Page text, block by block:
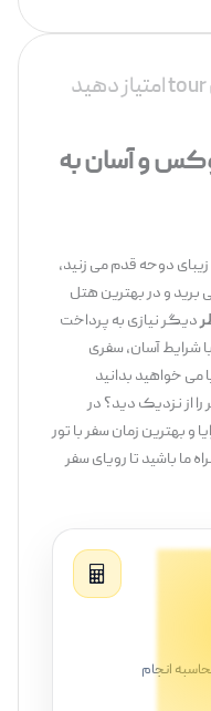
و آسان به
قدم می ‌زنید،
و در بهترین هتل
نیازی به پرداخت
آسان، سفری
بدانید
دید؟ در
زمان سفر با تور
تا رویای سفر